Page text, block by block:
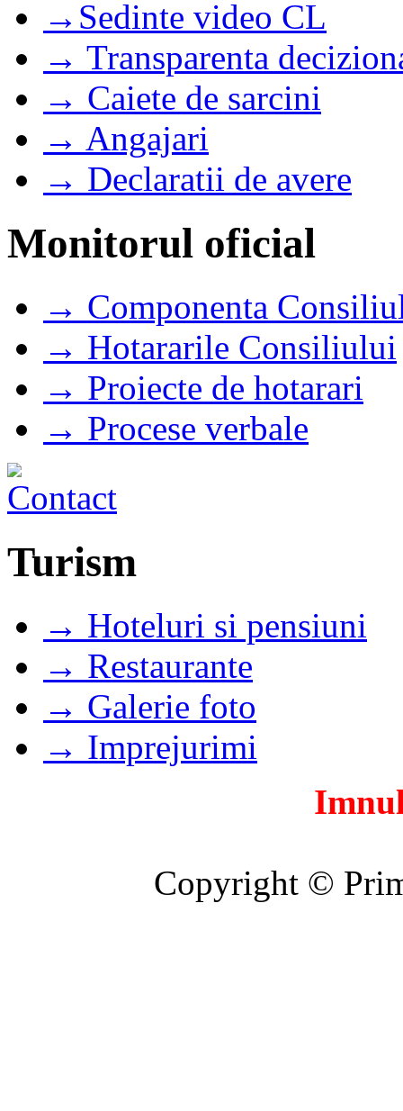
→Sedinte video CL
→ Transparenta
→ Caiete de sarcini
→ Angajari
→ Declaratii de avere
Monitorul oficial
→ Componenta
→ Hotararile Consiliului
→ Proiecte de hotarari
→ Procese verbale
Turism
→ Hoteluri si pensiuni
→ Restaurante
→ Galerie foto
→ Imprejurimi
Copyright ©